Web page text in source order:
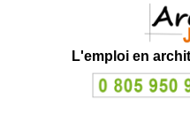
L'emploi en